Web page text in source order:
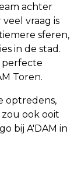
achter
vraag is
sferen,
in de stad.
perfecte
Toren.
optredens,
ook ooit
bij A'DAM in